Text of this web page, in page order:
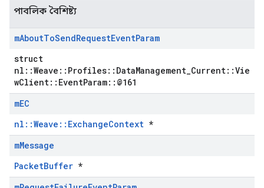
পাবলিক বৈশিষ্ট্য
mAboutToSendRequestEventParam
struct
nl::Weave::Profiles::DataManagement_Current::Vie
wClient::EventParam::@161
mEC
nl::Weave::ExchangeContext *
mMessage
PacketBuffer *